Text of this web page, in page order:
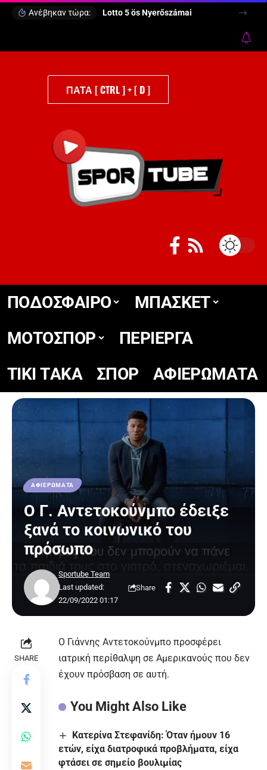
Ανέβηκαν τώρα: Lotto 5 ös Nyerőszámai
ΠΑΤΑ [ CTRL ] + [ D ]
ΠΟΔΟΣΦΑΙΡΟ
ΜΠΑΣΚΕΤ
ΜΟΤΟΣΠΟΡ
ΠΕΡΙΕΡΓΑ
TIKΙ TΑΚΑ
ΣΠΟΡ ΑΦΙΕΡΩΜΑΤΑ
ΑΦΙΕΡΩΜΑΤΑ
Ο Γ. Αντετοκούνμπο έδειξε
ξανά το κοινωνικό του
πρόσωπο
Last updated:
22/09/2022 01:17
Sportube Team
Share
SHARE
Ο Γιάννης Αντετοκούνμπο προσφέρει
ιατρική περίθαλψη σε Αμερικανούς που δεν
έχουν πρόσβαση σε αυτή.
You Might Also Like
Κατερίνα Στεφανίδη: Όταν ήμουν 16
ετών, είχα διατροφικά προβλήματα, είχα
φτάσει σε σημείο βουλιμίας